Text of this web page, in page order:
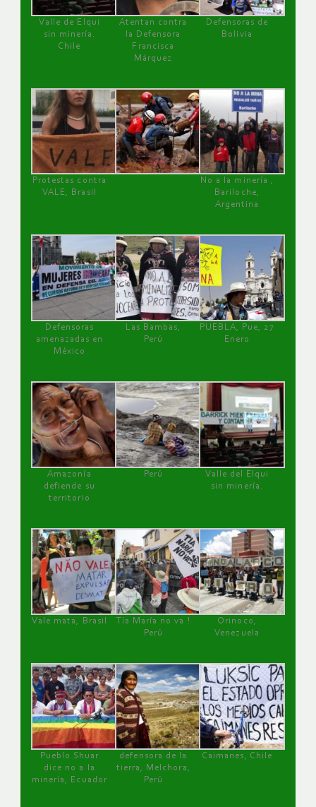
Valle de Elqui
sin minería.
Chile
Atentan contra
la Defensora
Francisca
Márquez
Defensoras de
Bolivia
Protestas contra
VALE, Brasil
No a la minería ,
Bariloche,
Argentina
Defensoras
amenazadas en
México
Las Bambas,
Perú
PUEBLA, Pue, 27
Enero
Amazonía
defiende su
territorio
Perú
Valle del Elqui
sin minería.
Vale mata, Brasil
Tía María no va !
Perú
Orinoco,
Venezuela
Pueblo Shuar
dice no a la
minería, Ecuador
defensora de la
tierra, Melchora,
Perú
Caimanes, Chile